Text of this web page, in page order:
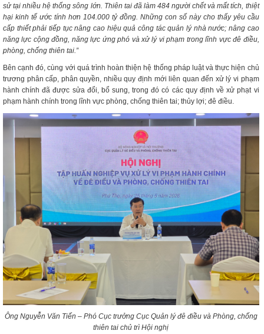
sử tại nhiều hệ thống sông lớn. Thiên tai đã làm 484 người chết và mất tích, thiệt
hại kinh tế ước tính hơn 104.000 tỷ đồng. Những con số này cho thấy yêu cầu
cấp thiết phải tiếp tục nâng cao hiệu quả công tác quản lý nhà nước; nâng cao
năng lực cộng đồng, năng lực ứng phó và xử lý vi phạm trong lĩnh vực đê điều,
phòng, chống thiên tai.”
Bên cạnh đó, cùng với quá trình hoàn thiện hệ thống pháp luật và thực hiện chủ
trương phân cấp, phân quyền, nhiều quy định mới liên quan đến xử lý vi phạm
hành chính đã được sửa đổi, bổ sung, trong đó có các quy định về xử phạt vi
phạm hành chính trong lĩnh vực phòng, chống thiên tai; thủy lợi; đê điều.
Ông Nguyễn Văn Tiến – Phó Cục trưởng Cục Quản lý đê điều và Phòng, chống
thiên tai chủ trì Hội nghị